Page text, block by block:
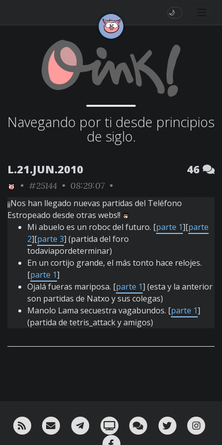
🌙
Navegando por ti desde principios
de siglo.
L.21.JUN.2010 46
• #25144 • 08:29:07 •
¡¡Nos han llegado nuevas partidas del Teléfono
Estropeado desde otras webs!!
Mi abuelo es un roboc del futuro. [parte 1][parte
2][parte 3] (partida del foro
todaviapordeterminar)
En un cortijo grande, el más tonto hace relojes.
[parte 1]
Ojalá fueras mariposa. [parte 1] (esta y la anterior
son partidas de Natxo y sus colegas)
Manolo Lama secuestra vagabundos. [parte 1]
(partida de tetris_attack y amigos)
RSS ¡Mándame un email!¡Nuestro canal en Telegram!
Oink! TV Charla con nosotros
Twitter